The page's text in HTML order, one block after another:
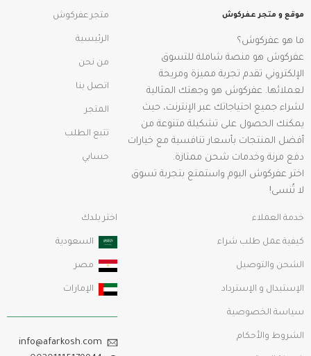
موقع و متجر عفركوش
ما هو عفركوش؟
عفركوش هو منصة شاملة للتسوق
الإلكتروني تقدم تجربة مميزة ومريحة
لعملائها. عفركوش هو وجهتك المثالية
لشراء جميع احتياجاتك عبر الإنترنت، حيث
يمكنك الحصول على تشكيلة متنوعة من
أفضل المنتجات بأسعار تنافسية مع خيارات
دفع مرنة وخدمات شحن ممتازة.
اختر عفركوش اليوم واستمتع بتجربة تسوق
لا تُنسى!
متجر عفركوش
الرئيسية
من نحن
اتصل بنا
المتجر
تتبع الطلب
حسابي
خدمة العملاء
كيفية عمل طلب شراء
الشحن والتوصيل
الإستبدال و الإسترداد
سياسة الخصوصية
الشروط والأحكام
اختر بلدك
السعودية
مصر
الإمارات
info@afarkosh.com